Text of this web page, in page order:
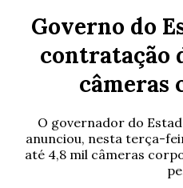
Governo do
contratação
câmeras
O governador do
anunciou, nesta terça-
até 4,8 mil câmeras